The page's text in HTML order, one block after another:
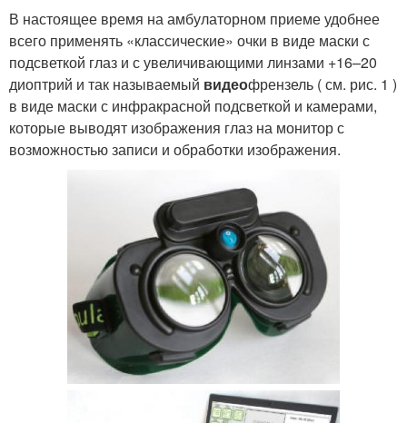
В настоящее время на амбулаторном приеме удобнее
всего применять «классические» очки в виде маски с
подсветкой глаз и с увеличивающими линзами +16–20
диоптрий и так называемый видеофрензель ( см. рис. 1 )
в виде маски с инфракрасной подсветкой и камерами,
которые выводят изображения глаз на монитор с
возможностью записи и обработки изображения.